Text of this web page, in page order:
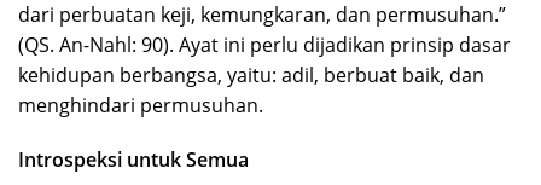
dari perbuatan keji, kemungkaran, dan permusuhan.”
(QS. An-Nahl: 90). Ayat ini perlu dijadikan prinsip dasar
kehidupan berbangsa, yaitu: adil, berbuat baik, dan
menghindari permusuhan.
Introspeksi untuk Semua